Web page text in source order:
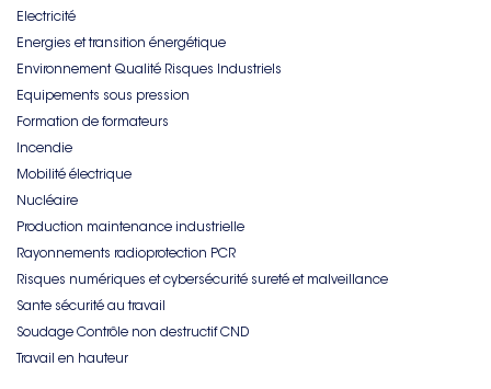
Electricité
Energies et transition énergétique
Environnement Qualité Risques Industriels
Equipements sous pression
Formation de formateurs
Incendie
Mobilité électrique
Nucléaire
Production maintenance industrielle
Rayonnements radioprotection PCR
Risques numériques et cybersécurité sureté et malveillance
Sante sécurité au travail
Soudage Contrôle non destructif CND
Travail en hauteur